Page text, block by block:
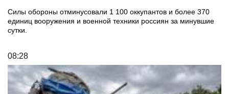
Силы обороны отминусовали 1 100 оккупантов и более 370
единиц вооружения и военной техники россиян за минувшие
сутки.
08:28